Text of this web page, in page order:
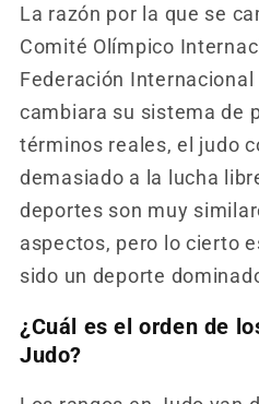
La razón por la que se
Comité Olímpico
Federación
cambiara su sistema de
términos reales, el judo
demasiado a la lucha
deportes son muy
aspectos, pero lo cierto
sido un deporte
¿Cuál es el orden de
Judo?